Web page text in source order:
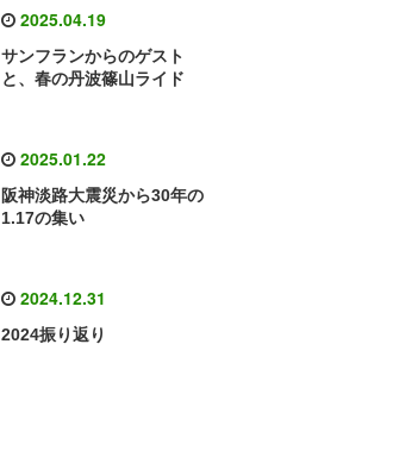
2025.04.19
サンフランからのゲスト
と、春の丹波篠山ライド
2025.01.22
阪神淡路大震災から30年の
1.17の集い
2024.12.31
2024振り返り